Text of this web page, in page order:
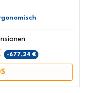
-677,24 €